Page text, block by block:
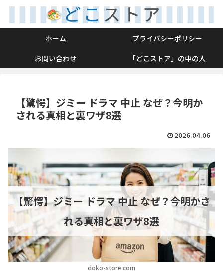
ホーム
プライバシーポリシー
お問い合わせ
「どこストア」の中の人
【驚愕】ジミー ドラマ 中止 なぜ？今明か
される真相と裏ワザ8選
2026.04.06
doko-store.com
【驚愕】ジミー ドラマ 中止 なぜ？今明かさ
れる真相と裏ワザ8選